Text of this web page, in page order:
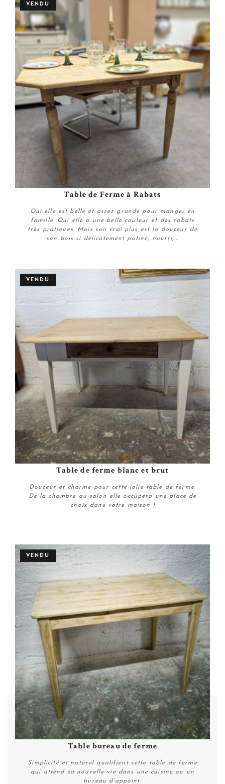
Plus de détails
VENDU
Table de Ferme à Rabats
Oui elle est belle et assez grande pour manger en
famille. Oui elle a une belle couleur et des rabats
très pratiques. Mais son vrai plus est la douceur de
son bois si délicatement patiné, nourri,...
VENDU
Table de ferme blanc et brut
Douceur et charme pour cette jolie table de ferme.
De la chambre au salon elle occupera une place de
choix dans votre maison !
VENDU
Table bureau de ferme
Simplicité et naturel qualifient cette table de ferme
qui attend sa nouvelle vie dans une cuisine ou un
bureau d’appoint.